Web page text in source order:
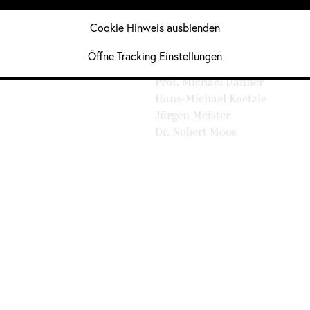
Dr. Petra Kiedaisch
Karima Klasen
Mitglieder männlich:
Prof. Michael Danner
Hans-Michael Koetzle
Jürgen Meister
Dr. Nobert Moos
Cookie Hinweis ausblenden
Öffne Tracking Einstellungen